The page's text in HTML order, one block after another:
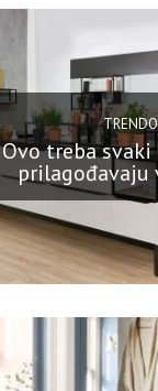
Ovo treba
prilagođavaju